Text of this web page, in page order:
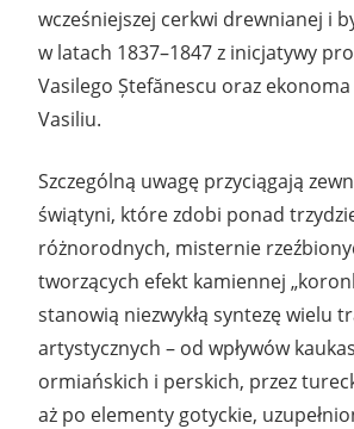
wcześniejszej cerkwi drewnianej i
w latach 1837–1847 z inicjatywy
Vasilego Ștefănescu oraz
Vasiliu.
Szczególną uwagę przyciągają
świątyni, które zdobi ponad
różnorodnych, misternie
tworzących efekt kamiennej
stanowią niezwykłą syntezę wielu
artystycznych – od wpływów
ormiańskich i perskich, przez
aż po elementy gotyckie,